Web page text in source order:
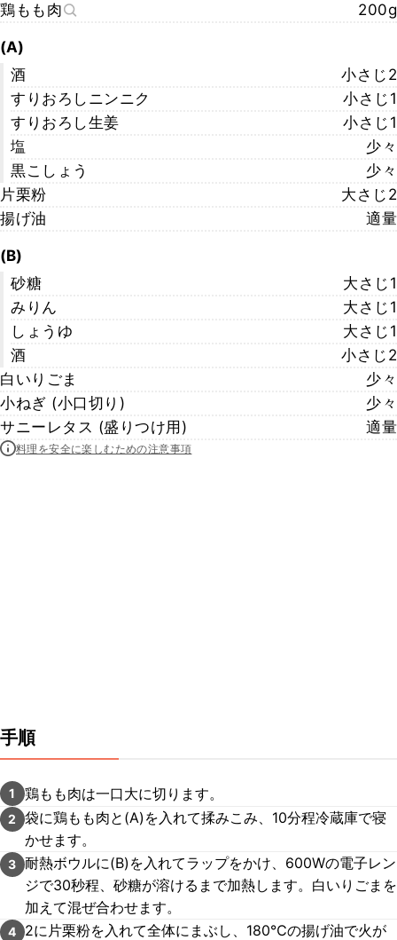
鶏もも肉 200g
(A)
酒
小さじ2
すりおろしニンニク
小さじ1
すりおろし生姜
小さじ1
塩
少々
黒こしょう
少々
片栗粉
大さじ2
揚げ油
適量
(B)
砂糖
大さじ1
みりん
大さじ1
しょうゆ
大さじ1
酒
小さじ2
白いりごま
少々
小ねぎ (小口切り)
少々
サニーレタス (盛りつけ用)
適量
料理を安全に楽しむための注意事項
手順
1 鶏もも肉は一口大に切ります。
2
袋に鶏もも肉と(A)を入れて揉みこみ、10分程冷蔵庫で寝
かせます。
3 耐熱ボウルに(B)を入れてラップをかけ、600Wの電子レン
ジで30秒程、砂糖が溶けるまで加熱します。白いりごまを
加えて混ぜ合わせます。
4
2に片栗粉を入れて全体にまぶし、180℃の揚げ油で火が